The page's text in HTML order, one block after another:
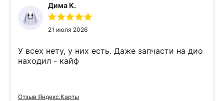
Дима К.
21 июля 2026
У всех нету, у них есть. Даже запчасти на дио
находил - кайф
Отзыв Яндекс.Карты